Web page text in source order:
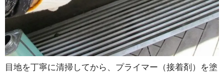
目地を丁寧に清掃してから、プライマー（接着剤）を塗